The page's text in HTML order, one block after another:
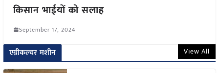
किसान भाईयों को सलाह
September 17, 2024
एग्रीकल्चर मशीन View All